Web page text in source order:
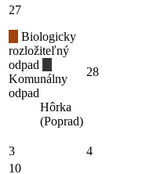
27
Biologicky
rozložiteľný
odpad
Komunálny
odpad
Hôrka
(Poprad)
28
3 4
10